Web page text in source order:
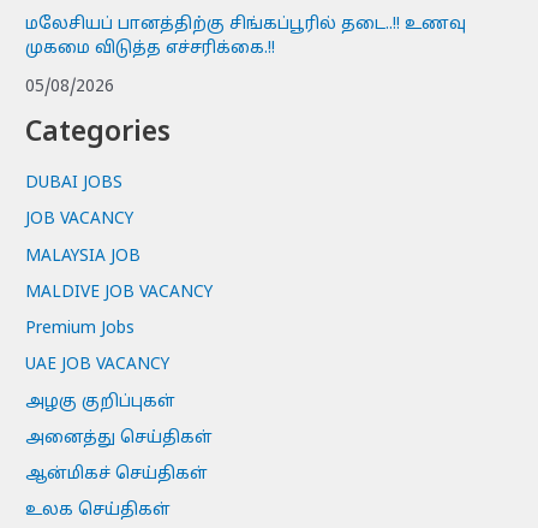
மலேசியப் பானத்திற்கு சிங்கப்பூரில் தடை..!! உணவு
முகமை விடுத்த எச்சரிக்கை.!!
05/08/2026
Categories
DUBAI JOBS
JOB VACANCY
MALAYSIA JOB
MALDIVE JOB VACANCY
Premium Jobs
UAE JOB VACANCY
அழகு குறிப்புகள்
அனைத்து செய்திகள்
ஆன்மிகச் செய்திகள்
உலக செய்திகள்